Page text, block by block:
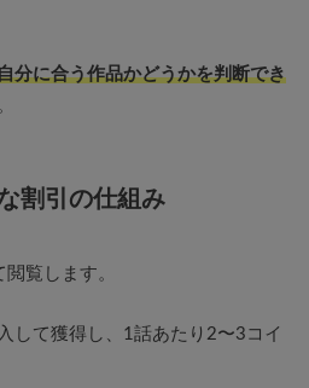
分に合う作品かどうかを判断でき
割引の仕組み
覧します。
して獲得し、1話あたり2〜3コイ